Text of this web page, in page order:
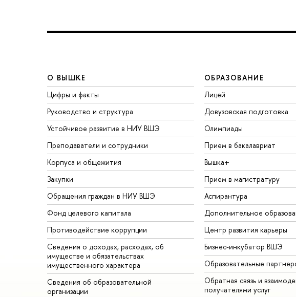
О ВЫШКЕ
Цифры и факты
Руководство и структура
Устойчивое развитие в НИУ ВШЭ
Преподаватели и сотрудники
Корпуса и общежития
Закупки
Обращения граждан в НИУ ВШЭ
Фонд целевого капитала
Противодействие коррупции
Сведения о доходах, расходах, об
имуществе и обязательствах
имущественного характера
Сведения об образовательной
организации
ОБРАЗОВАНИЕ
Лицей
Довузовская подготовка
Олимпиады
Прием в бакалавриат
Вышка+
Прием в магистратуру
Аспирантура
Дополнительное
Центр развития карьеры
Бизнес-инкубатор ВШЭ
Образовательные
Обратная связь и
получателями услуг